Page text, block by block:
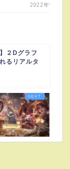
2022年9月6日
２Dグラフ
るリアルタ